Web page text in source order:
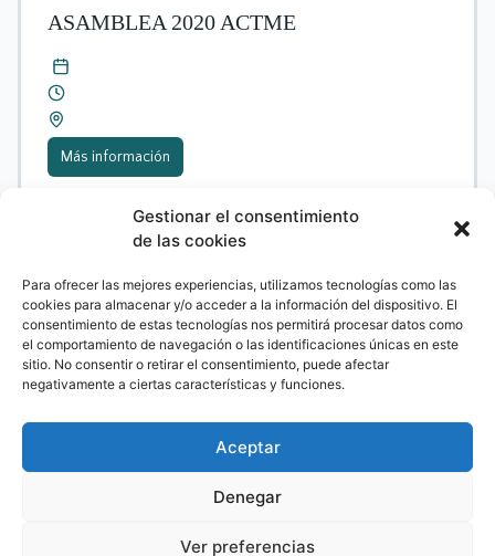
Gestionar el consentimiento
de las cookies
Para ofrecer las mejores experiencias, utilizamos tecnologías como las
cookies para almacenar y/o acceder a la información del dispositivo. El
consentimiento de estas tecnologías nos permitirá procesar datos como
el comportamiento de navegación o las identificaciones únicas en este
sitio. No consentir o retirar el consentimiento, puede afectar
negativamente a ciertas características y funciones.
Aceptar
Denegar
Ver preferencias
ASAMBLEA 2020 ACTME
Más información
Formación Jornadas Webinar
Webinar 08/06 TBN